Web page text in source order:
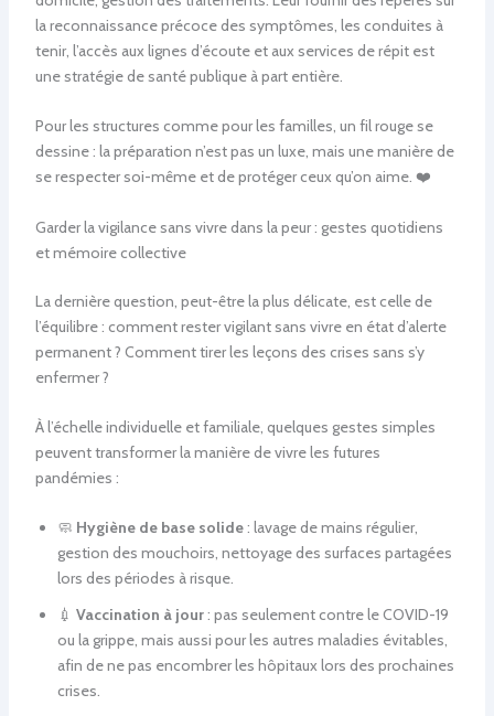
la reconnaissance précoce des symptômes, les conduites à
tenir, l’accès aux lignes d’écoute et aux services de répit est
une stratégie de santé publique à part entière.
Pour les structures comme pour les familles, un fil rouge se
dessine : la préparation n’est pas un luxe, mais une manière de
se respecter soi-même et de protéger ceux qu’on aime. ❤️
Garder la vigilance sans vivre dans la peur : gestes quotidiens
et mémoire collective
La dernière question, peut-être la plus délicate, est celle de
l’équilibre : comment rester vigilant sans vivre en état d’alerte
permanent ? Comment tirer les leçons des crises sans s’y
enfermer ?
À l’échelle individuelle et familiale, quelques gestes simples
peuvent transformer la manière de vivre les futures
pandémies :
🧼 Hygiène de base solide: lavage de mains régulier,
gestion des mouchoirs, nettoyage des surfaces partagées
lors des périodes à risque.
💉 Vaccination à jour: pas seulement contre le COVID-19
ou la grippe, mais aussi pour les autres maladies évitables,
afin de ne pas encombrer les hôpitaux lors des prochaines
crises.